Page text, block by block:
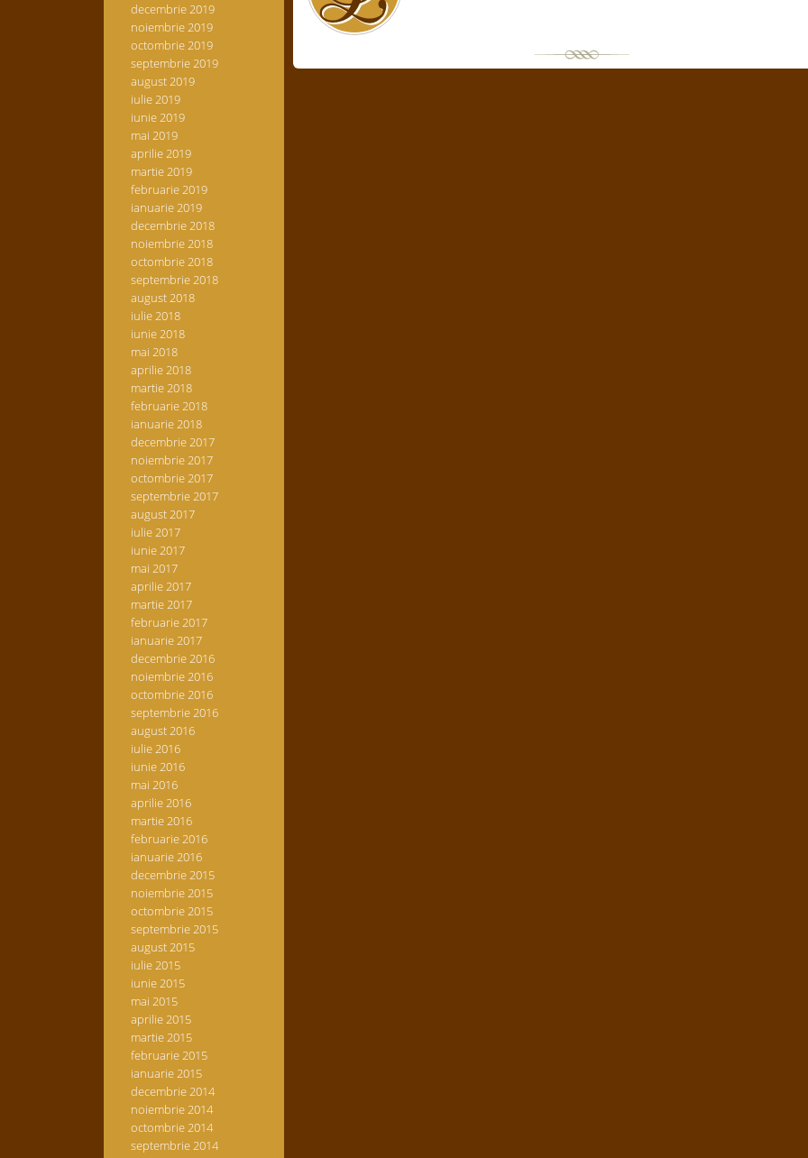
decembrie 2019
noiembrie 2019
octombrie 2019
septembrie 2019
august 2019
iulie 2019
iunie 2019
mai 2019
aprilie 2019
martie 2019
februarie 2019
ianuarie 2019
decembrie 2018
noiembrie 2018
octombrie 2018
septembrie 2018
august 2018
iulie 2018
iunie 2018
mai 2018
aprilie 2018
martie 2018
februarie 2018
ianuarie 2018
decembrie 2017
noiembrie 2017
octombrie 2017
septembrie 2017
august 2017
iulie 2017
iunie 2017
mai 2017
aprilie 2017
martie 2017
februarie 2017
ianuarie 2017
decembrie 2016
noiembrie 2016
octombrie 2016
septembrie 2016
august 2016
iulie 2016
iunie 2016
mai 2016
aprilie 2016
martie 2016
februarie 2016
ianuarie 2016
decembrie 2015
noiembrie 2015
octombrie 2015
septembrie 2015
august 2015
iulie 2015
iunie 2015
mai 2015
aprilie 2015
martie 2015
februarie 2015
ianuarie 2015
decembrie 2014
noiembrie 2014
octombrie 2014
septembrie 2014